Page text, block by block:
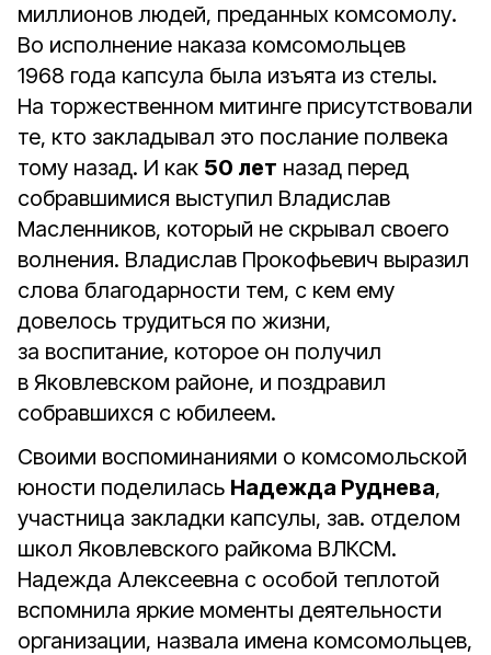
миллионов людей, преданных комсомолу.
Во исполнение наказа комсомольцев
1968 года капсула была изъята из стелы.
На торжественном митинге присутствовали
те, кто закладывал это послание полвека
тому назад. И как 50 лет назад перед
собравшимися выступил Владислав
Масленников, который не скрывал своего
волнения. Владислав Прокофьевич выразил
слова благодарности тем, с кем ему
довелось трудиться по жизни,
за воспитание, которое он получил
в Яковлевском районе, и поздравил
собравшихся с юбилеем.
Своими воспоминаниями о комсомольской
юности поделилась Надежда Руднева,
участница закладки капсулы, зав. отделом
школ Яковлевского райкома ВЛКСМ.
Надежда Алексеевна с особой теплотой
вспомнила яркие моменты деятельности
организации, назвала имена комсомольцев,